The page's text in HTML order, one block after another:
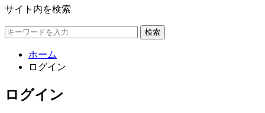
サイト内を検索
検索
ホーム
ログイン
ログイン